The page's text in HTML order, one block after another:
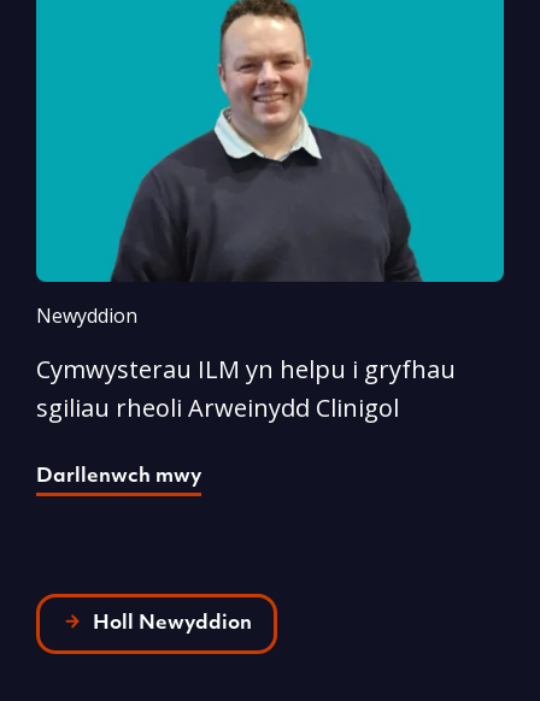
Newyddion
Cymwysterau ILM yn helpu i gryfhau
sgiliau rheoli Arweinydd Clinigol
Darllenwch mwy
Holl Newyddion